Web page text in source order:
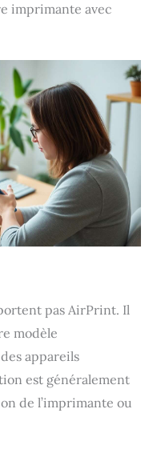
imprimante avec
pas AirPrint. Il
modèle
appareils
est généralement
de l’imprimante ou